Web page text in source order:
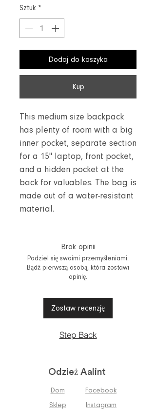
Sztuk *
Dodaj do koszyka
Kup
This medium size backpack
has plenty of room with a big
inner pocket, separate section
for a 15'' laptop, front pocket,
and a hidden pocket at the
back for valuables. The bag is
made out of a water-resistant
material.
Brak opinii
Podziel się swoimi przemyśleniami.
Bądź pierwszą osobą, która zostawi
opinię.
Zostaw recenzję
Step Back
Odzież Aalint
Dom
Sklep
Facebook
Instagram